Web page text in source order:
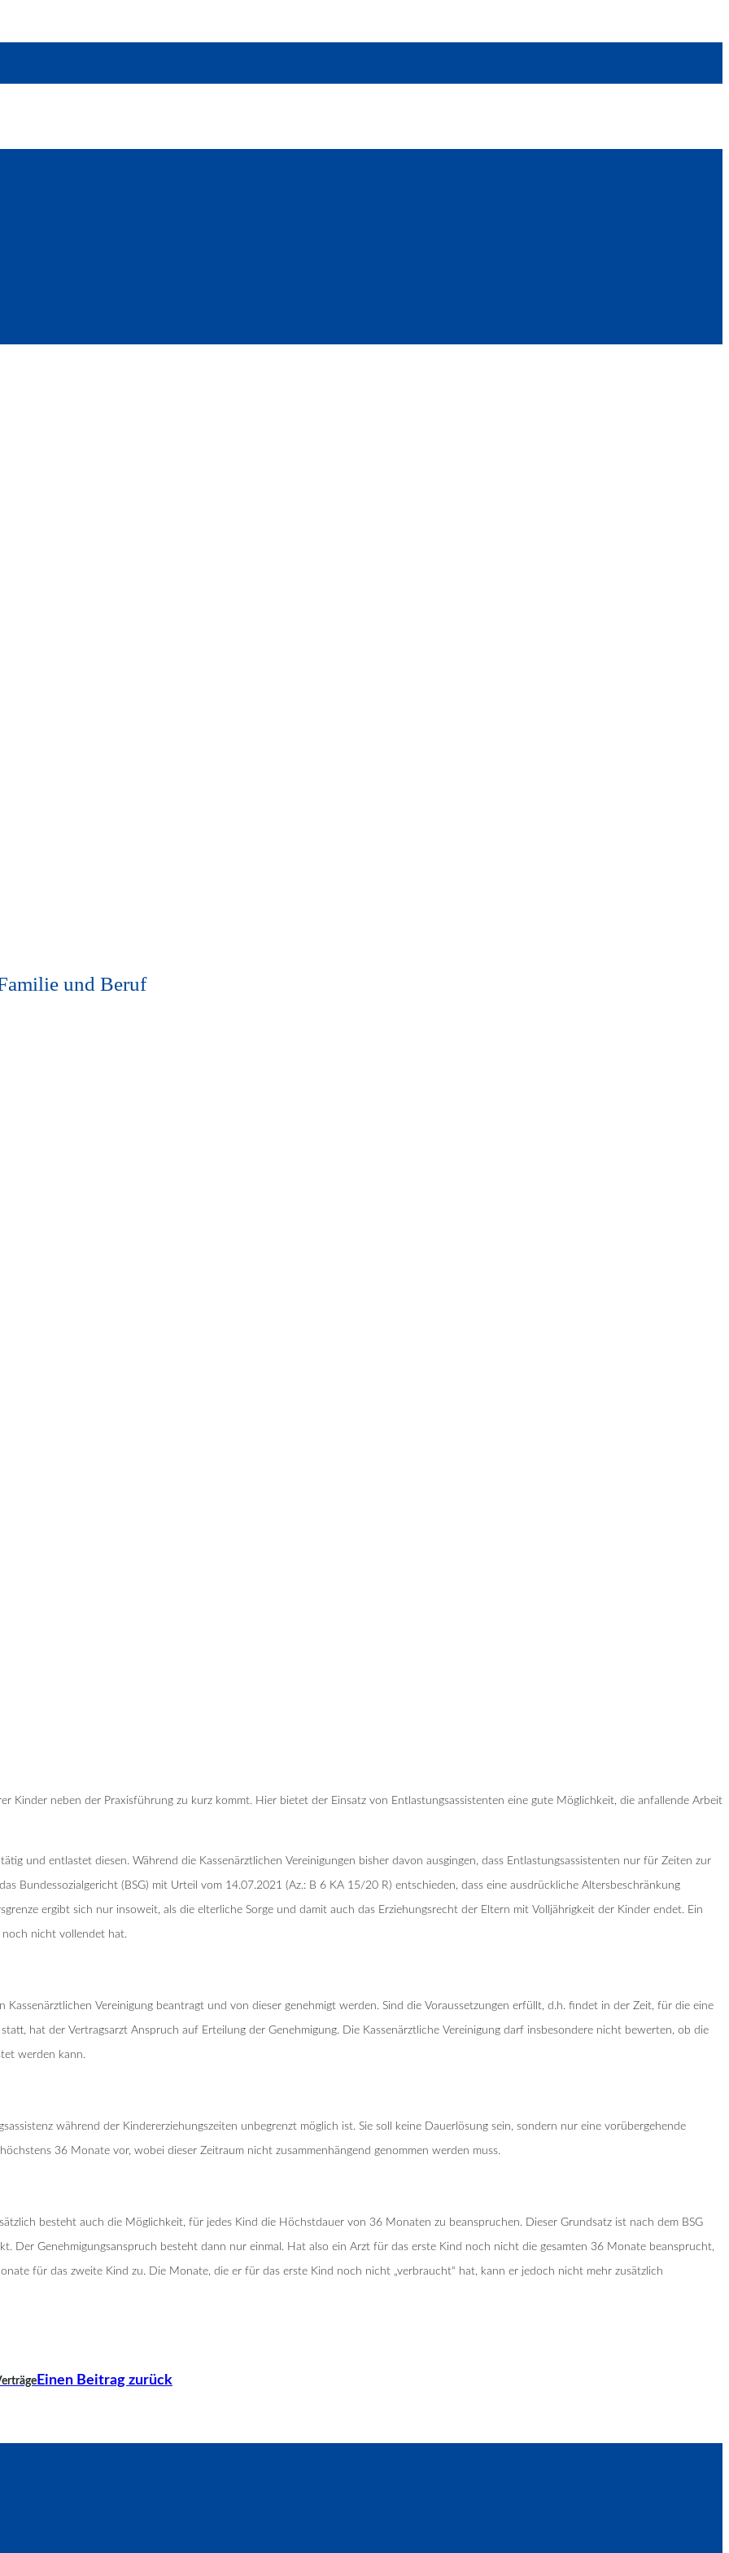
und Beruf
Kinder neben der Praxisführung zu kurz kommt. Hier bietet der Einsatz von Entlastungsassistenten eine gute Möglichkeit, die anfallende Arbeit
und entlastet diesen. Während die Kassenärztlichen Vereinigungen bisher davon ausgingen, dass Entlastungsassistenten nur für Zeiten zur
Bundessozialgericht (BSG) mit Urteil vom 14.07.2021 (Az.: B 6 KA 15/20 R) entschieden, dass eine ausdrückliche Altersbeschränkung
ergibt sich nur insoweit, als die elterliche Sorge und damit auch das Erziehungsrecht der Eltern mit Volljährigkeit der Kinder endet. Ein
noch nicht vollendet hat.
Kassenärztlichen Vereinigung beantragt und von dieser genehmigt werden. Sind die Voraussetzungen erfüllt, d.h. findet in der Zeit, für die eine
hat der Vertragsarzt Anspruch auf Erteilung der Genehmigung. Die Kassenärztliche Vereinigung darf insbesondere nicht bewerten, ob die
werden kann.
während der Kindererziehungszeiten unbegrenzt möglich ist. Sie soll keine Dauerlösung sein, sondern nur eine vorübergehende
36 Monate vor, wobei dieser Zeitraum nicht zusammenhängend genommen werden muss.
besteht auch die Möglichkeit, für jedes Kind die Höchstdauer von 36 Monaten zu beanspruchen. Dieser Grundsatz ist nach dem BSG
Der Genehmigungsanspruch besteht dann nur einmal. Hat also ein Arzt für das erste Kind noch nicht die gesamten 36 Monate beansprucht,
für das zweite Kind zu. Die Monate, die er für das erste Kind noch nicht „verbraucht“ hat, kann er jedoch nicht mehr zusätzlich
Einen Beitrag zurück